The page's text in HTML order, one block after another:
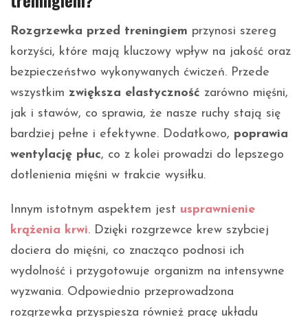
Rozgrzewka przed treningiem przynosi szereg
korzyści, które mają kluczowy wpływ na jakość oraz
bezpieczeństwo wykonywanych ćwiczeń. Przede
wszystkim zwiększa elastyczność zarówno mięśni,
jak i stawów, co sprawia, że nasze ruchy stają się
bardziej pełne i efektywne. Dodatkowo, poprawia
wentylację płuc, co z kolei prowadzi do lepszego
dotlenienia mięśni w trakcie wysiłku.
Innym istotnym aspektem jest usprawnienie
krążenia krwi. Dzięki rozgrzewce krew szybciej
dociera do mięśni, co znacząco podnosi ich
wydolność i przygotowuje organizm na intensywne
wyzwania. Odpowiednio przeprowadzona
rozgrzewka przyspiesza również pracę układu